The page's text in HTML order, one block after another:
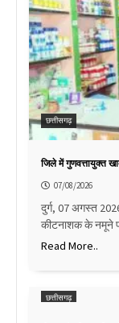
छत्तीसगढ़
जिले में गुणवत्तायुक्त
07/08/2026
दुर्ग, 07 अगस्त
कीटनाशक के नमूने
Read More..
छत्तीसगढ़